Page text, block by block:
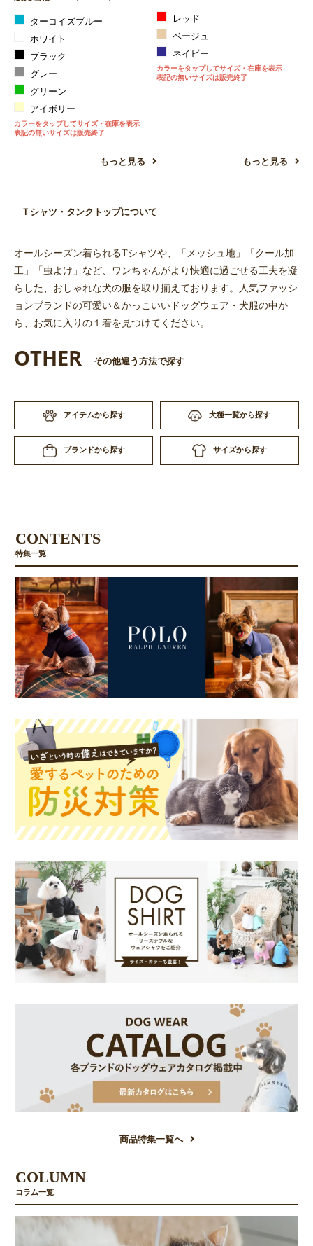
ターコイズブルー
ホワイト
ブラック
グレー
グリーン
アイボリー
カラーをタップしてサイズ・在庫を表示
表記の無いサイズは販売終了
もっと見る
レッド
ベージュ
ネイビー
カラーをタップしてサイズ・在庫を表示
表記の無いサイズは販売終了
もっと見る
Ｔシャツ・タンクトップについて
オールシーズン着られるTシャツや、「メッシュ地」「クール加
工」「虫よけ」など、ワンちゃんがより快適に過ごせる工夫を凝
らした、おしゃれな犬の服を取り揃えております。人気ファッシ
ョンブランドの可愛い＆かっこいいドッグウェア・犬服の中か
ら、お気に入りの１着を見つけてください。
OTHER その他違う方法で探す
アイテムから探す 犬種一覧から探す
ブランドから探す サイズから探す
CONTENTS
特集一覧
商品特集一覧へ
COLUMN
コラム一覧